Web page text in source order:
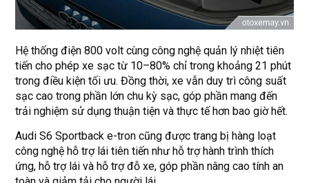
Hệ thống điện 800 volt cùng công nghệ quản lý nhiệt tiên
tiến cho phép xe sạc từ 10–80% chỉ trong khoảng 21 phút
trong điều kiện tối ưu. Đồng thời, xe vẫn duy trì công suất
sạc cao trong phần lớn chu kỳ sạc, góp phần mang đến
trải nghiệm sử dụng thuận tiện và thực tế hơn bao giờ hết.
Audi S6 Sportback e-tron cũng được trang bị hàng loạt
công nghệ hỗ trợ lái tiên tiến như hỗ trợ hành trình thích
ứng, hỗ trợ lái và hỗ trợ đỗ xe, góp phần nâng cao tính an